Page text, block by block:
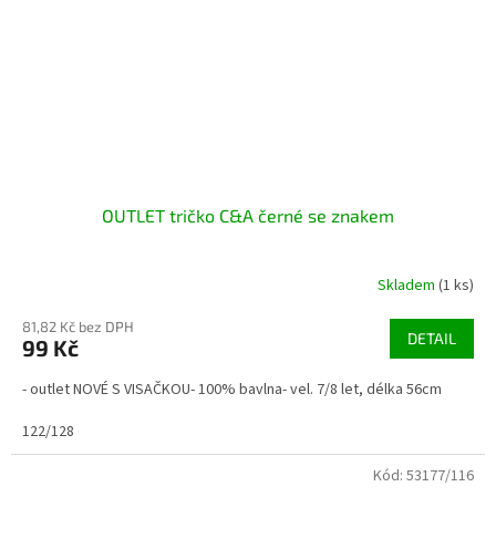
OUTLET tričko C&A černé se znakem
Skladem (1 ks)
81,82 Kč bez DPH
99 Kč DETAIL
- outlet NOVÉ S VISAČKOU- 100% bavlna- vel. 7/8 let, délka 56cm
122/128
Kód: 53177/116